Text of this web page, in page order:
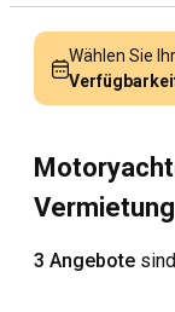
Wählen Sie
Vermietung
3 Angebote